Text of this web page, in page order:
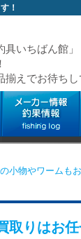
！
いちばん館」
えでお待ちし
の小物やワームも
取りはお